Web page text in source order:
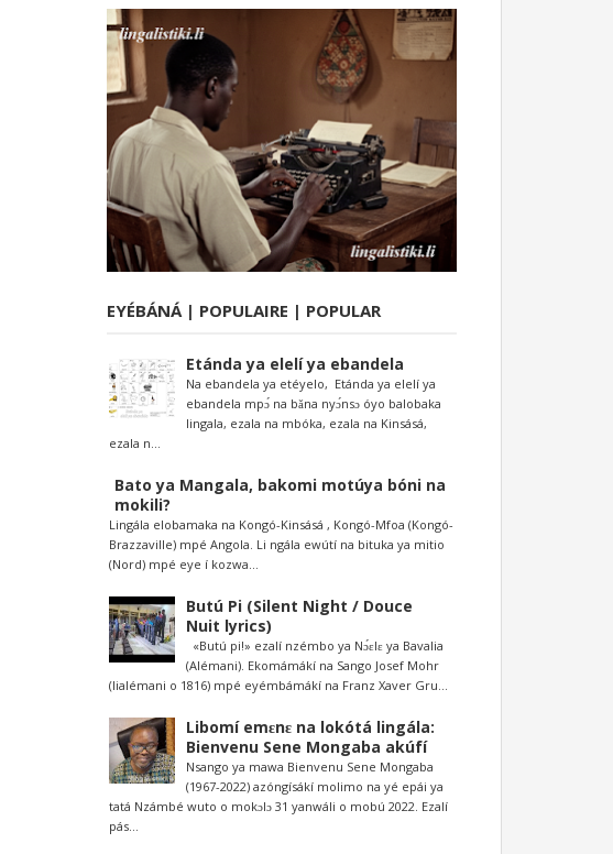
EYÉBÁNÁ | POPULAIRE | POPULAR
Etánda ya elelí ya ebandela
Na ebandela ya etéyelo, Etánda ya elelí ya
ebandela mpɔ́ na bǎna nyɔ́nsɔ óyo balobaka
lingala, ezala na mbóka, ezala na Kinsásá,
ezala n...
Bato ya Mangala, bakomi motúya bóni na
mokili?
Lingála elobamaka na Kongó-Kinsásá , Kongó-Mfoa (Kongó-
Brazzaville) mpé Angola. Li ngála ewútí na bituka ya mitio
(Nord) mpé eye í kozwa...
Butú Pi (Silent Night / Douce
Nuit lyrics)
«Butú pi!» ezalí nzémbo ya Nɔ́ɛlɛ ya Bavalia
(Alémani). Ekomámákí na Sango Josef Mohr
(lialémani o 1816) mpé eyémbámákí na Franz Xaver Gru...
Libomí emɛnɛ na lokótá lingála:
Bienvenu Sene Mongaba akúfí
Nsango ya mawa Bienvenu Sene Mongaba
(1967-2022) azóngísákí molimo na yé epái ya
tatá Nzámbé wuto o mokɔlɔ 31 yanwáli o mobú 2022. Ezalí
pás...